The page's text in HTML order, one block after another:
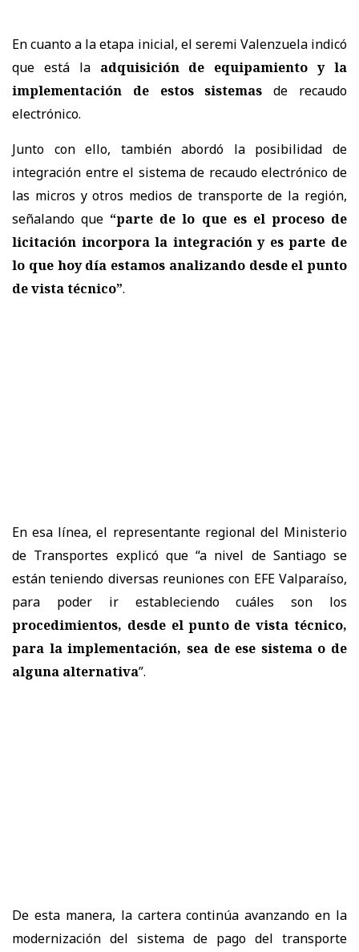
En cuanto a la etapa inicial, el seremi Valenzuela indicó
que está la adquisición de equipamiento y la
implementación de estos sistemas de recaudo
electrónico.
Junto con ello, también abordó la posibilidad de
integración entre el sistema de recaudo electrónico de
las micros y otros medios de transporte de la región,
señalando que “parte de lo que es el proceso de
licitación incorpora la integración y es parte de
lo que hoy día estamos analizando desde el punto
de vista técnico”.
En esa línea, el representante regional del Ministerio
de Transportes explicó que “a nivel de Santiago se
están teniendo diversas reuniones con EFE Valparaíso,
para poder ir estableciendo cuáles son los
procedimientos, desde el punto de vista técnico,
para la implementación, sea de ese sistema o de
alguna alternativa”.
De esta manera, la cartera continúa avanzando en la
modernización del sistema de pago del transporte